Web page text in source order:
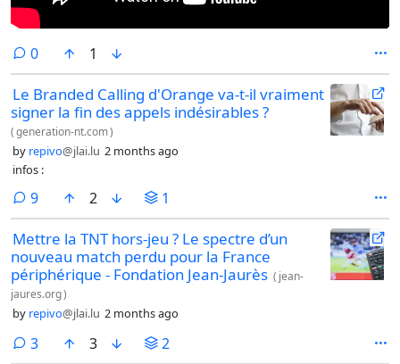
0comments
1
Le Branded Calling d'Orange va-t-il vraiment
signer la fin des appels indésirables ?
(generation-nt.com)
by repivo@jlai.lu 2 months ago
infos :
9comments
2 1
Mettre la TNT hors-jeu ? Le spectre d’un
nouveau match perdu pour la France
périphérique - Fondation Jean-Jaurès ( jean-
jaures.org)
by repivo@jlai.lu 2 months ago
3comments
3 2